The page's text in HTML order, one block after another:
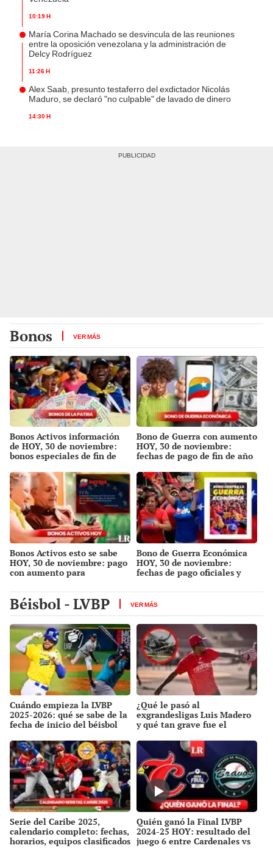
10:19 h
María Corina Machado se desvincula de las reuniones
entre la oposición venezolana y la administración de
Delcy Rodríguez
11:26 h
Alex Saab, presunto testaferro del exdictador Nicolás
Maduro, se declaró "no culpable" de lavado de dinero
14:30 h
Bonos VER MÁS
Bonos Activos información
de HOY, 30 de noviembre:
bonos especiales de fin de
aumento vía Sistema Patria
Bono de Guerra con aumento
HOY, 30 de noviembre:
fechas de pago de fin de año
confirmados vía Sistema
Patria
Bonos Activos esto se sabe
HOY, 30 de noviembre: pago
con aumento para
subsidios de fin de año vía
Sistema Patria
Bono de Guerra Económica
HOY, 30 de noviembre:
fechas de pago oficiales y
fin de año vía Sistema Patria
Béisbol - LVBP VER MÁS
Cuándo empieza la LVBP
2025-2026: qué se sabe de la
fecha de inicio del béisbol
la nueva temporada
¿Qué le pasó al
exgrandesligas Luis Madero
y qué tan grave fue el
que salió herido?
Serie del Caribe 2025,
calendario completo: fechas,
horarios, equipos clasificados
Quién ganó la Final LVBP
2024-25 HOY: resultado del
juego 6 entre Cardenales vs